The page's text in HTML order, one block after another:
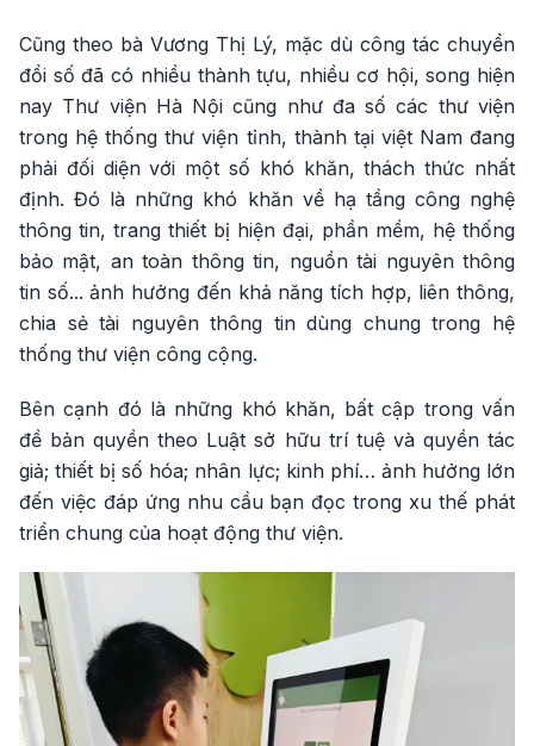
Cũng theo bà Vương Thị Lý, mặc dù công tác chuyển
đổi số đã có nhiều thành tựu, nhiều cơ hội, song hiện
nay Thư viện Hà Nội cũng như đa số các thư viện
trong hệ thống thư viện tỉnh, thành tại việt Nam đang
phải đối diện với một số khó khăn, thách thức nhất
định. Đó là những khó khăn về hạ tầng công nghệ
thông tin, trang thiết bị hiện đại, phần mềm, hệ thống
bảo mật, an toàn thông tin, nguồn tài nguyên thông
tin số... ảnh hưởng đến khả năng tích hợp, liên thông,
chia sẻ tài nguyên thông tin dùng chung trong hệ
thống thư viện công cộng.
Bên cạnh đó là những khó khăn, bất cập trong vấn
đề bản quyền theo Luật sở hữu trí tuệ và quyền tác
giả; thiết bị số hóa; nhân lực; kinh phí… ảnh hưởng lớn
đến việc đáp ứng nhu cầu bạn đọc trong xu thế phát
triển chung của hoạt động thư viện.